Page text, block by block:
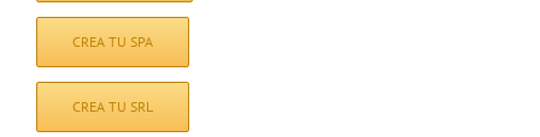
CREA TU SPA
CREA TU SRL